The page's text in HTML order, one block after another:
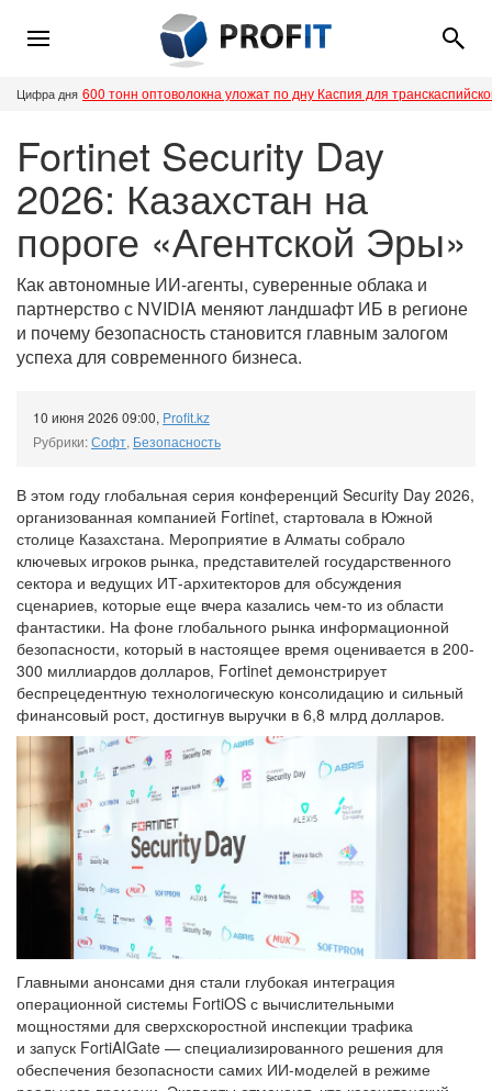
Цифра дня 600 тонн оптоволокна уложат по дну Каспия для
Fortinet Security Day
2026: Казахстан на
пороге «Агентской Эры»
Как автономные ИИ-агенты, суверенные облака и
партнерство с NVIDIA меняют ландшафт ИБ в регионе
и почему безопасность становится главным залогом
успеха для современного бизнеса.
10 июня 2026 09:00, Profit.kz
Рубрики:Софт, Безопасность
В этом году глобальная серия конференций Security Day 2026,
организованная компанией Fortinet, стартовала в Южной
столице Казахстана. Мероприятие в Алматы собрало
ключевых игроков рынка, представителей государственного
сектора и ведущих ИТ-архитекторов для обсуждения
сценариев, которые еще вчера казались чем-то из области
фантастики. На фоне глобального рынка информационной
безопасности, который в настоящее время оценивается в 200-
300 миллиардов долларов, Fortinet демонстрирует
беспрецедентную технологическую консолидацию и сильный
финансовый рост, достигнув выручки в 6,8 млрд долларов.
Главными анонсами дня стали глубокая интеграция
операционной системы FortiOS с вычислительными
мощностями для сверхскоростной инспекции трафика
и запуск FortiAIGate — специализированного решения для
обеспечения безопасности самих ИИ-моделей в режиме